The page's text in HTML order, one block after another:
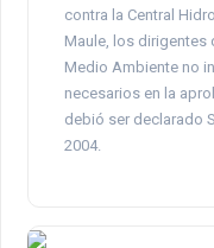
contra la Central
Maule, los dirigentes
Medio Ambiente no
necesarios en la
debió ser declarado
2004.